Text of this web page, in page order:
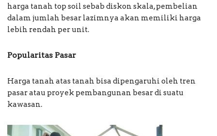
harga tanah top soil sebab diskon skala, pembelian
dalam jumlah besar lazimnya akan memiliki harga
lebih rendah per unit.
Popularitas Pasar
Harga tanah atas tanah bisa dipengaruhi oleh tren
pasar atau proyek pembangunan besar di suatu
kawasan.